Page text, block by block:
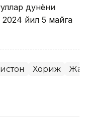
дунёни
2024 йил 5 майга
Хориж